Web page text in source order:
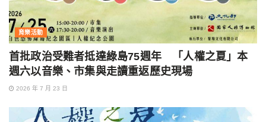
育樂活動
首批政治受難者抵達綠島75週年 「人權之夏」本
週六以音樂、市集與走讀重返歷史現場
2026 年 7 月 23 日